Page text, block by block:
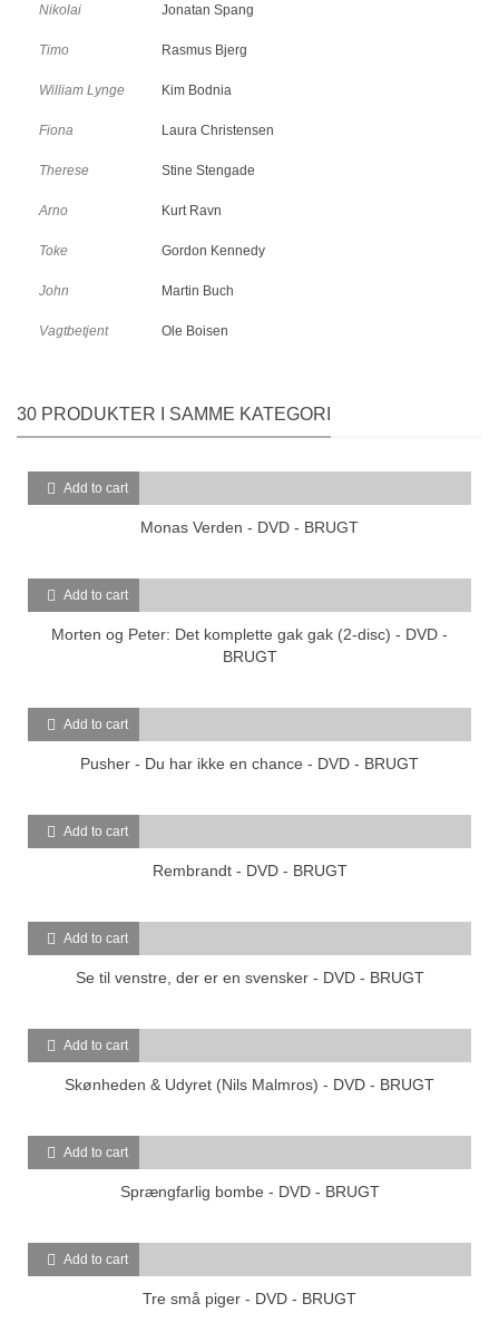
Nikolai Jonatan Spang
Timo Rasmus Bjerg
William Lynge Kim Bodnia
Fiona Laura Christensen
Therese Stine Stengade
Arno Kurt Ravn
Toke Gordon Kennedy
John Martin Buch
Vagtbetjent Ole Boisen
30 PRODUKTER I SAMME KATEGORI
Add to cart
Monas Verden - DVD - BRUGT
Add to cart
Morten og Peter: Det komplette gak gak (2-disc) - DVD -
BRUGT
Add to cart
Pusher - Du har ikke en chance - DVD - BRUGT
Add to cart
Rembrandt - DVD - BRUGT
Add to cart
Se til venstre, der er en svensker - DVD - BRUGT
Add to cart
Skønheden & Udyret (Nils Malmros) - DVD - BRUGT
Add to cart
Sprængfarlig bombe - DVD - BRUGT
Add to cart
Tre små piger - DVD - BRUGT